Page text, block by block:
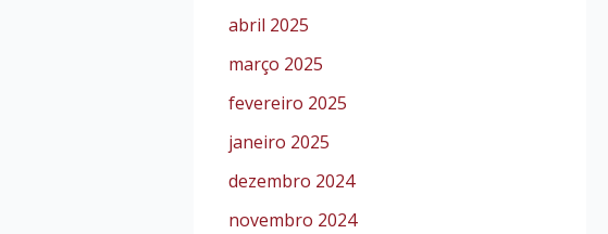
abril 2025
março 2025
fevereiro 2025
janeiro 2025
dezembro 2024
novembro 2024